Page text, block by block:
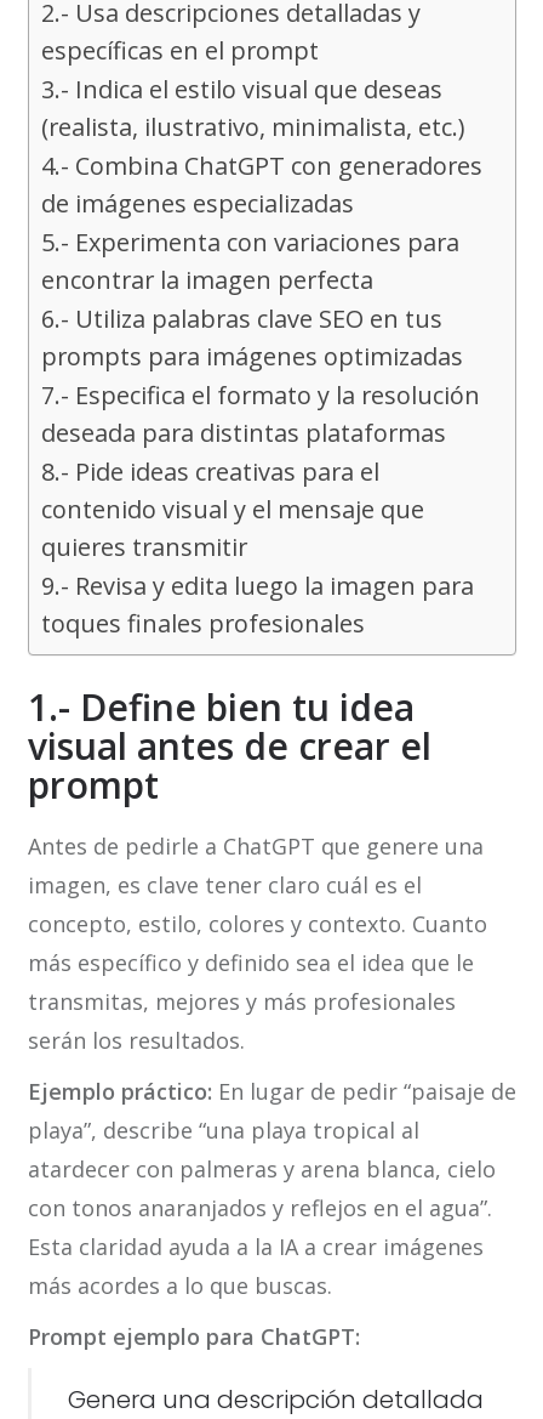
2.- Usa descripciones detalladas y
específicas en el prompt
3.- Indica el estilo visual que deseas
(realista, ilustrativo, minimalista, etc.)
4.- Combina ChatGPT con generadores
de imágenes especializadas
5.- Experimenta con variaciones para
encontrar la imagen perfecta
6.- Utiliza palabras clave SEO en tus
prompts para imágenes optimizadas
7.- Especifica el formato y la resolución
deseada para distintas plataformas
8.- Pide ideas creativas para el
contenido visual y el mensaje que
quieres transmitir
9.- Revisa y edita luego la imagen para
toques finales profesionales
1.- Define bien tu idea
visual antes de crear el
prompt
Antes de pedirle a ChatGPT que genere una
imagen, es clave tener claro cuál es el
concepto, estilo, colores y contexto. Cuanto
más específico y definido sea el idea que le
transmitas, mejores y más profesionales
serán los resultados.
Ejemplo práctico: En lugar de pedir “paisaje de
playa”, describe “una playa tropical al
atardecer con palmeras y arena blanca, cielo
con tonos anaranjados y reflejos en el agua”.
Esta claridad ayuda a la IA a crear imágenes
más acordes a lo que buscas.
Prompt ejemplo para ChatGPT:
Genera una descripción detallada